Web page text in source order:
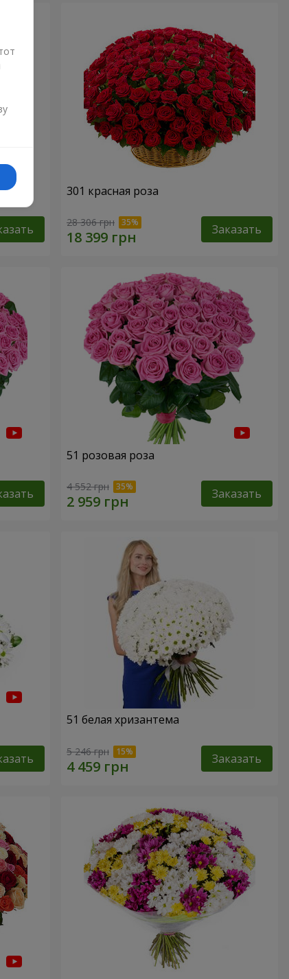
301 красная роза
28 306 грн Заказать
51 розовая роза
4 552 грн Заказать
51 белая хризантема
5 246 грн Заказать